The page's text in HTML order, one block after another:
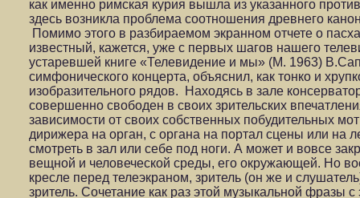
как именно римская курия вышла из указанного
здесь возникла проблема соотношения древнего
Помимо этого в разбираемом экранном отчете о
известный, кажется, уже с первых шагов нашего
устаревшей книге «Телевидение и мы» (М. 1963)
симфонического концерта, объяснил, как тонко и
изобразительного рядов. Находясь в зале
совершенно свободен в своих зрительских
зависимости от своих собственных побудительных
дирижера на орган, с органа на портал сцены или на
смотреть в зал или себе под ноги. А может и вовсе
вещной и человеческой среды, его окружающей. Но
кресле перед телеэкраном, зритель (он же и
зритель. Сочетание как раз этой музыкальной фразы